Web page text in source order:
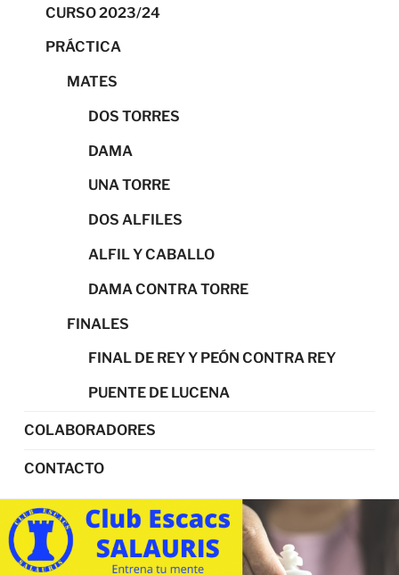
CURSO 2023/24
PRÁCTICA
MATES
DOS TORRES
DAMA
UNA TORRE
DOS ALFILES
ALFIL Y CABALLO
DAMA CONTRA TORRE
FINALES
FINAL DE REY Y PEÓN CONTRA REY
PUENTE DE LUCENA
COLABORADORES
CONTACTO